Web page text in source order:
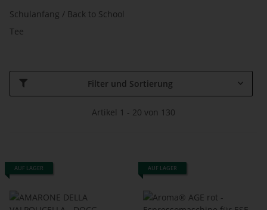
Schulanfang / Back to School
Tee
Filter und Sortierung
Artikel 1 - 20 von 130
AUF LAGER AUF LAGER